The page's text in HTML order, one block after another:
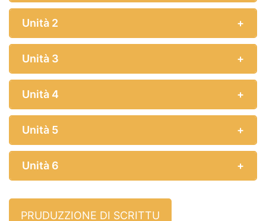
Unità 2
Unità 3
Unità 4
Unità 5
Unità 6
PRUDUZZIONE DI SCRITTU